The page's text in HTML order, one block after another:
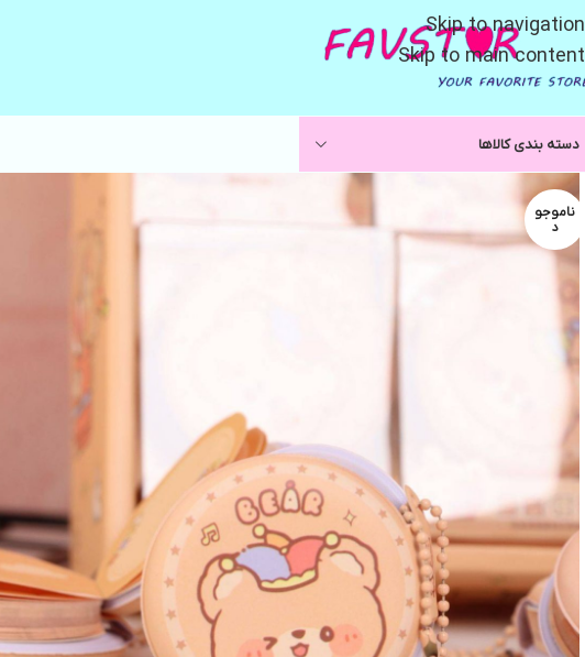
Skip to navigation
Skip to main content
دسته بندی کالاها
ناموجو
د